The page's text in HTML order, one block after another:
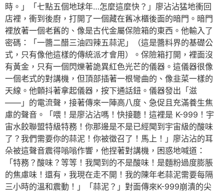
時。」「七點五個地球年…怎麼這麼快？」廖沾沾猛地衝回
店裡，衝到後廚，打開了一個藏在舊冰櫃後面的暗門。暗門
裡放著一個老舊的、像是古代金屬保險箱的東西。他輸入了
密碼：「一醬二醋三油四辣五蒜泥」（這是醬料界的基礎公
式，只有像他這樣的傳統派才會用）。保險箱打開，裡面沒
有黃金，只有一個閃爍著詭異紅色光芒的儀器。這儀器很像
一個老式的對講機，但頂部插著一根彎曲的、像韭菜一樣的
天線。他顫抖著拿起儀器，按下通話鈕。儀器發出「滋
——」的電流聲，接著傳來一陣高八度、急促且充滿養生焦
慮的聲音。「喂！是廖沾沾嗎！快接聽！這裡是 K-999！宇
宙水餃聯盟特級特務！你那邊是不是已經聞到宇宙級的酸味
了？我們需要你的蒜泥！你被徵召了！馬上！」廖沾沾的耳
朵被這聲音震得嗡嗡作響，他捏著對講機，困惑地喊道：
「特務？酸味？等等！我聞到的不是酸味！是麵粉過度膨脹
的焦慮味！還有，我現在走不開！我的陳年老蒜泥需要每隔
三小時的溫和震動！」「蒜泥？」對面傳來K-999崩潰的尖